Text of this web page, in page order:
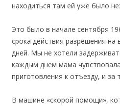
находиться там ей уже было
Это было в начале сентября
срока действия разрешения на
дней. Мы не хотели
каждым днем мама
приготовления к отъезду, и за
В машине «скорой помощи»,